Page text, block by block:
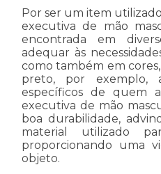
Por ser um item
executiva de mão
encontrada em
adequar às
como também em
preto, por exemplo,
específicos de quem
executiva de mão
boa durabilidade,
material utilizado
proporcionando uma
objeto.